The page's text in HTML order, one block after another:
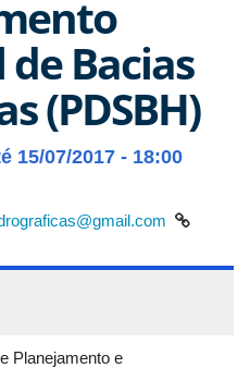
Bacias
(PDSBH)
15/07/2017 - 18:00
Planejamento e